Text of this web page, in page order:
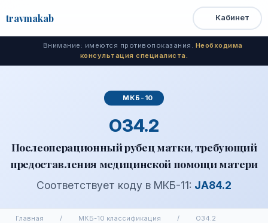
travmakab
Открыть
меню
Быстрый
доступ
Кабинет
Внимание: имеются противопоказания. Необходима
консультация специалиста.
МКБ-10
O34.2
Послеоперационный рубец матки, требующий
предоставления медицинской помощи матери
Соответствует коду в МКБ-11: JA84.2
Главная / МКБ-10 классификация / O34.2